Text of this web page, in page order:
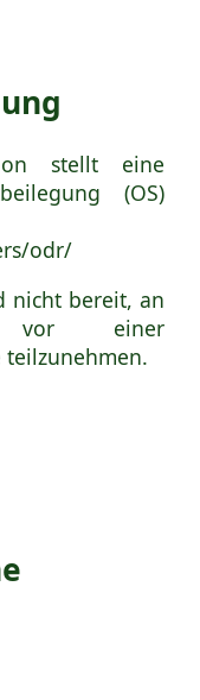
stellt eine
(OS)
odr/
nicht bereit, an
vor einer
teilzunehmen.